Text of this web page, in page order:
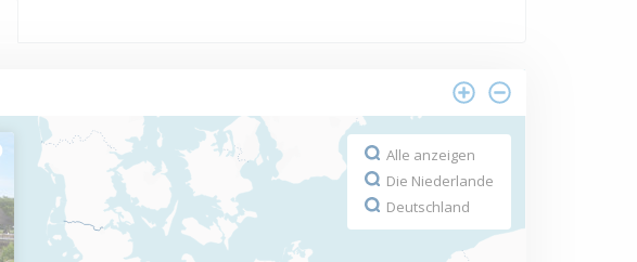
Alle anzeigen
Die Niederlande
Deutschland